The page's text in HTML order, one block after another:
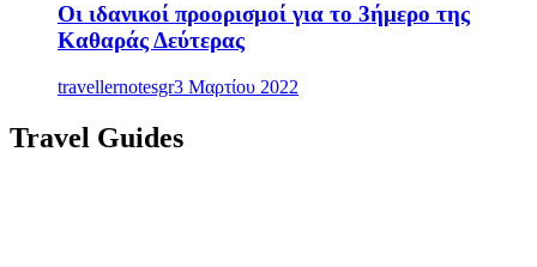
Οι ιδανικοί προορισμοί για το 3ήμερο της
Καθαράς Δεύτερας
travellernotesgr3 Μαρτίου 2022
Travel Guides